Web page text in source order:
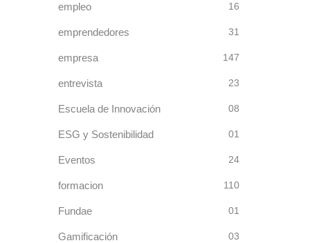
empleo 16
emprendedores 31
empresa 147
entrevista 23
Escuela de Innovación 08
ESG y Sostenibilidad 01
Eventos 24
formacion 110
Fundae 01
Gamificación 03